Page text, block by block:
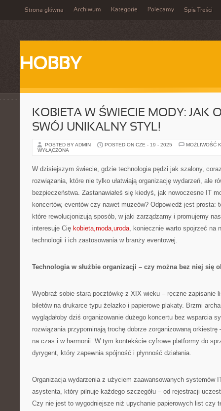
Strona główna Archiwum Kategorie Polecamy Spis Treści
HOBBY
KOBIETA W ŚWIECIE MODY: JAK
SWÓJ UNIKALNY STYL!
POSTED BY ADMIN POSTED ON CZE - 19 - 2025
MOŻLIWOŚĆ
WYŁĄCZONA
W dzisiejszym świecie, gdzie technologia pędzi jak szalony,
rozwiązania, które nie tylko ułatwiają organizację wydarzeń, ale
bezpieczeństwa. Zastanawiałeś się kiedyś, jak nowoczesne IT
koncertów, eventów czy nawet muzeów? Odpowiedź jest prosta:
które rewolucjonizują sposób, w jaki zarządzamy i promujemy
interesuje Cię kobieta,moda,uroda, koniecznie warto spojrzeć na
technologii i ich zastosowania w branży eventowej.
Technologia w służbie organizacji – czy można bez niej się
Wyobraź sobie starą pocztówkę z XIX wieku – ręczne zapisanie
biletów na drukarce typu żelazko i papierowe plakaty. Brzmi
wyglądałoby dziś organizowanie dużego koncertu bez wsparcia
rozwiązania przypominają trochę dobrze zorganizowaną
na czas i w harmonii. W tym kontekście cyfrowe platformy do
dyrygent, który zapewnia spójność i płynność działania.
Organizacja wydarzenia z użyciem zaawansowanych systemów
asystenta, który pilnuje każdego szczegółu – od rejestracji
Czy nie jest to wygodniejsze niż upychanie papierowych list czy